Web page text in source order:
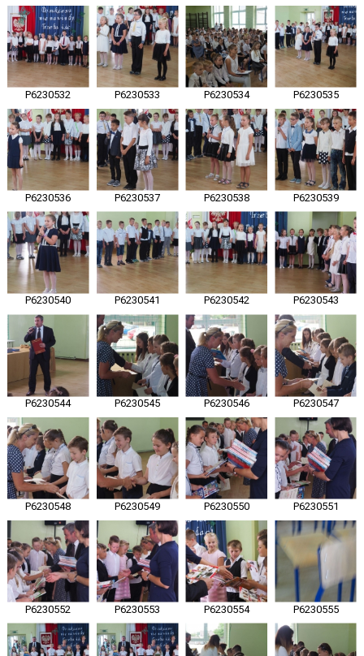
P6230532 P6230533 P6230534 P6230535
P6230536 P6230537 P6230538 P6230539
P6230540 P6230541 P6230542 P6230543
P6230544 P6230545 P6230546 P6230547
P6230548 P6230549 P6230550 P6230551
P6230552 P6230553 P6230554 P6230555